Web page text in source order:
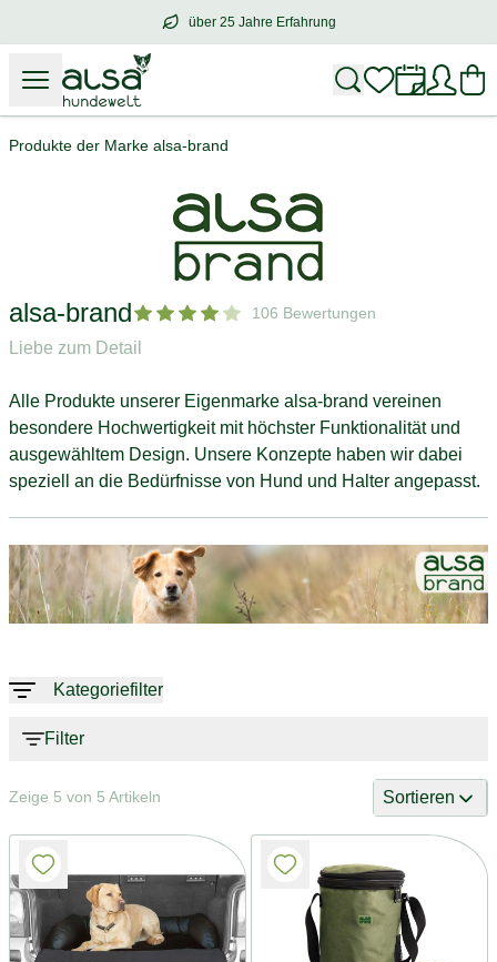
über 25 Jahre Erfahrung
über25 Jahre Erfahrung
Produkte der Marke alsa-brand
alsa-brand 106 Bewertungen
Liebe zum Detail
Alle Produkte unserer Eigenmarke alsa-brand vereinen
besondere Hochwertigkeit mit höchster Funktionalität und
ausgewähltem Design. Unsere Konzepte haben wir dabei
speziell an die Bedürfnisse von Hund und Halter angepasst.
Kategoriefilter
Filter
Zeige 5 von 5 Artikeln Sortieren